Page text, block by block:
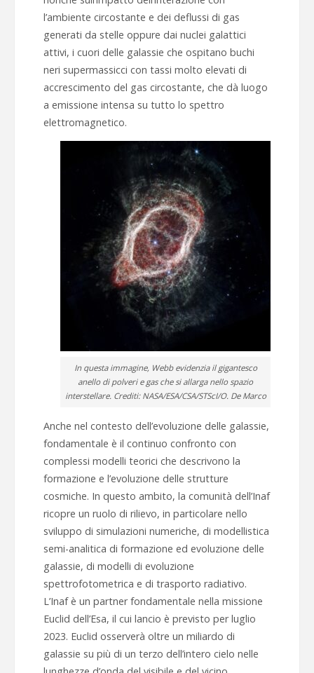
l’ambiente circostante e dei deflussi di gas
generati da stelle oppure dai nuclei galattici
attivi, i cuori delle galassie che ospitano buchi
neri supermassicci con tassi molto elevati di
accrescimento del gas circostante, che dà luogo
a emissione intensa su tutto lo spettro
elettromagnetico.
In questa immagine, Webb evidenzia il gigantesco
anello di polveri e gas che si allarga nello spazio
interstellare. Crediti: NASA/ESA/CSA/STScI/O. De Marco
Anche nel contesto dell’evoluzione delle galassie,
fondamentale è il continuo confronto con
complessi modelli teorici che descrivono la
formazione e l’evoluzione delle strutture
cosmiche. In questo ambito, la comunità dell’Inaf
ricopre un ruolo di rilievo, in particolare nello
sviluppo di simulazioni numeriche, di modellistica
semi-analitica di formazione ed evoluzione delle
galassie, di modelli di evoluzione
spettrofotometrica e di trasporto radiativo.
L’Inaf è un partner fondamentale nella missione
Euclid dell’Esa, il cui lancio è previsto per luglio
2023. Euclid osserverà oltre un miliardo di
galassie su più di un terzo dell’intero cielo nelle